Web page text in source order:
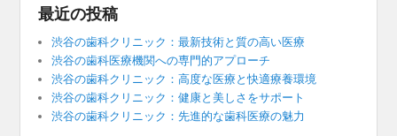
最近の投稿
渋谷の歯科クリニック：最新技術と質の高い医療
渋谷の歯科医療機関への専門的アプローチ
渋谷の歯科クリニック：高度な医療と快適療養環境
渋谷の歯科クリニック：健康と美しさをサポート
渋谷の歯科クリニック：先進的な歯科医療の魅力